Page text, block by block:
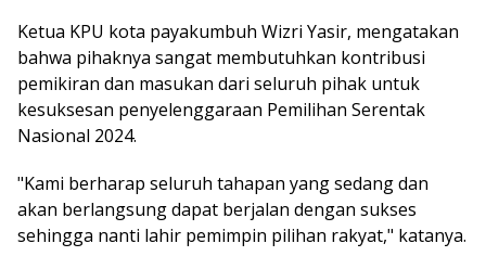
Ketua KPU kota payakumbuh Wizri Yasir, mengatakan
bahwa pihaknya sangat membutuhkan kontribusi
pemikiran dan masukan dari seluruh pihak untuk
kesuksesan penyelenggaraan Pemilihan Serentak
Nasional 2024.
"Kami berharap seluruh tahapan yang sedang dan
akan berlangsung dapat berjalan dengan sukses
sehingga nanti lahir pemimpin pilihan rakyat," katanya.